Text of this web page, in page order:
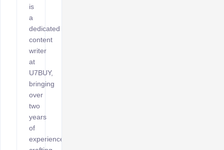
is
a
dedicated
content
writer
at
U7BUY,
bringing
over
two
years
of
experience